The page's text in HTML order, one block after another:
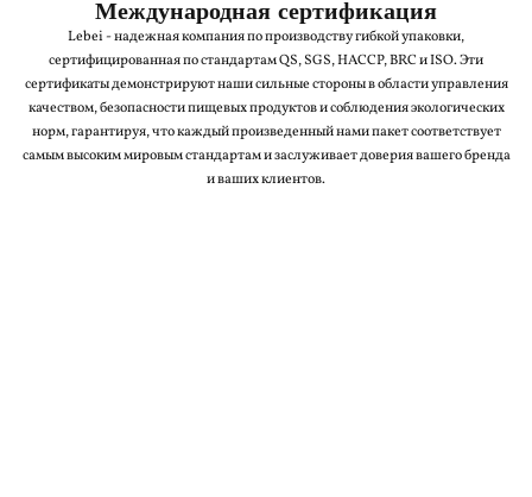
Lebei - надежная компания по производству гибкой упаковки,
сертифицированная по стандартам QS, SGS, HACCP, BRC и ISO. Эти
сертификаты демонстрируют наши сильные стороны в области управления
качеством, безопасности пищевых продуктов и соблюдения экологических
норм, гарантируя, что каждый произведенный нами пакет соответствует
самым высоким мировым стандартам и заслуживает доверия вашего бренда
и ваших клиентов.